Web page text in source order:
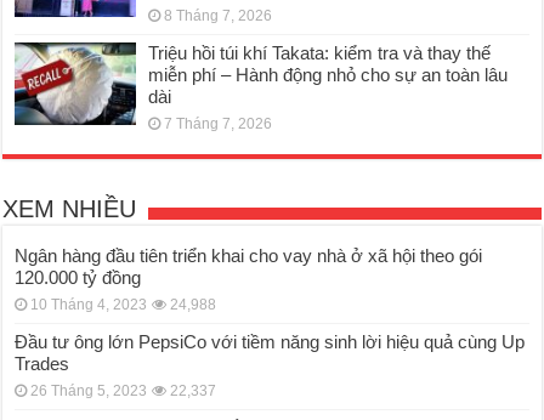
8 Tháng 7, 2026
Triệu hồi túi khí Takata: kiểm tra và thay thế
miễn phí – Hành động nhỏ cho sự an toàn lâu
dài
7 Tháng 7, 2026
XEM NHIỀU
Ngân hàng đầu tiên triển khai cho vay nhà ở xã hội theo gói
120.000 tỷ đồng
10 Tháng 4, 2023 24,988
Đầu tư ông lớn PepsiCo với tiềm năng sinh lời hiệu quả cùng Up
Trades
26 Tháng 5, 2023 22,337